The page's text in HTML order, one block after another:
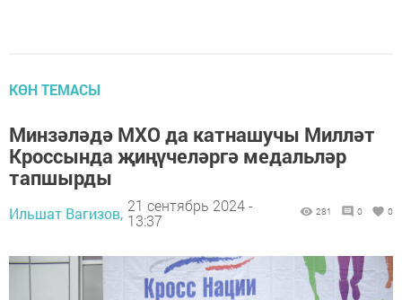
КӨН ТЕМАСЫ
Минзәләдә МХО да катнашучы Милләт
Кроссында җиңүчеләргә медальләр
тапшырды
Ильшат Вагизов, 21 сентябрь 2024 -
13:37
281 0 0